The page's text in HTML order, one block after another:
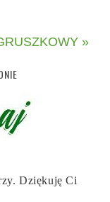
»
Dziękuję Ci